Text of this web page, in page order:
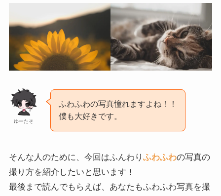
ゆーたそ
ふわふわの写真憧れますよね！！
僕も大好きです。
そんな人のために、今回はふんわり ふわふわの写真の
撮り方を紹介したいと思います！
最後まで読んでもらえば、あなたもふわふわ写真を撮